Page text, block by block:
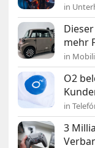
in
mehr
in
O2
in
3